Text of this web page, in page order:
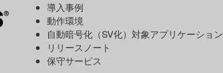
導入事例
動作環境
自動暗号化（SV化）対象アプリケーション
リリースノート
保守サービス